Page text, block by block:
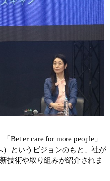
Better care for more people」
）というビジョンのもと、社が
技術や取り組みが紹介されま